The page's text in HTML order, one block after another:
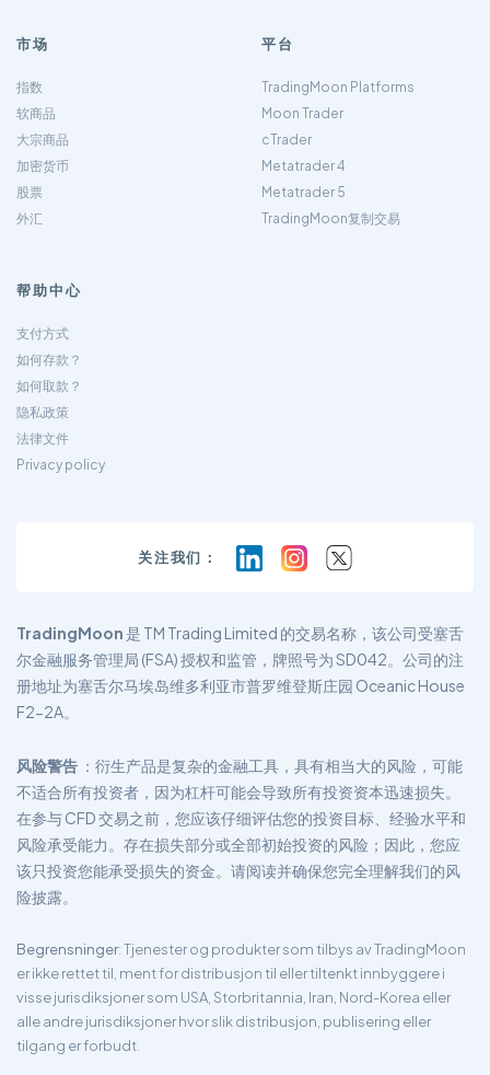
市场
指数
软商品
大宗商品
加密货币
股票
外汇
平台
TradingMoon Platforms
Moon Trader
cTrader
Metatrader 4
Metatrader 5
TradingMoon复制交易
帮助中心
支付方式
如何存款？
如何取款？
隐私政策
法律文件
Privacy policy
关注我们：
TradingMoon 是 TM Trading Limited 的交易名称，该公司受塞舌
尔金融服务管理局 (FSA) 授权和监管，牌照号为 SD042。公司的注
册地址为塞舌尔马埃岛维多利亚市普罗维登斯庄园 Oceanic House
F2-2A。
风险警告 ：衍生产品是复杂的金融工具，具有相当大的风险，可能
不适合所有投资者，因为杠杆可能会导致所有投资资本迅速损失。
在参与 CFD 交易之前，您应该仔细评估您的投资目标、经验水平和
风险承受能力。存在损失部分或全部初始投资的风险；因此，您应
该只投资您能承受损失的资金。请阅读并确保您完全理解我们的风
险披露。
Begrensninger: Tjenester og produkter som tilbys av TradingMoon
er ikke rettet til, ment for distribusjon til eller tiltenkt innbyggere i
visse jurisdiksjoner som USA, Storbritannia, Iran, Nord-Korea eller
alle andre jurisdiksjoner hvor slik distribusjon, publisering eller
tilgang er forbudt.